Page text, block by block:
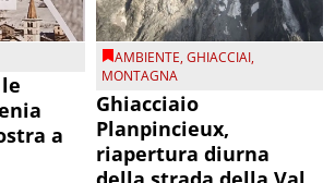
a
AMBIENTE,GHIACCIAI,
MONTAGNA
Ghiacciaio
Planpincieux,
riapertura diurna